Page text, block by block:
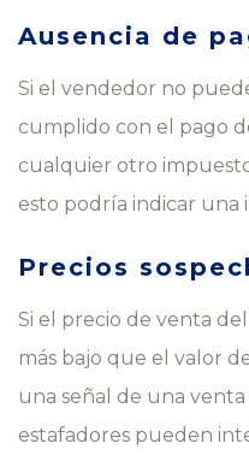
Ausencia de
Si el vendedor no
cumplido con el pago
cualquier otro
esto podría indicar una
Precios
Si el precio de venta
más bajo que el valor
una señal de una venta
estafadores pueden